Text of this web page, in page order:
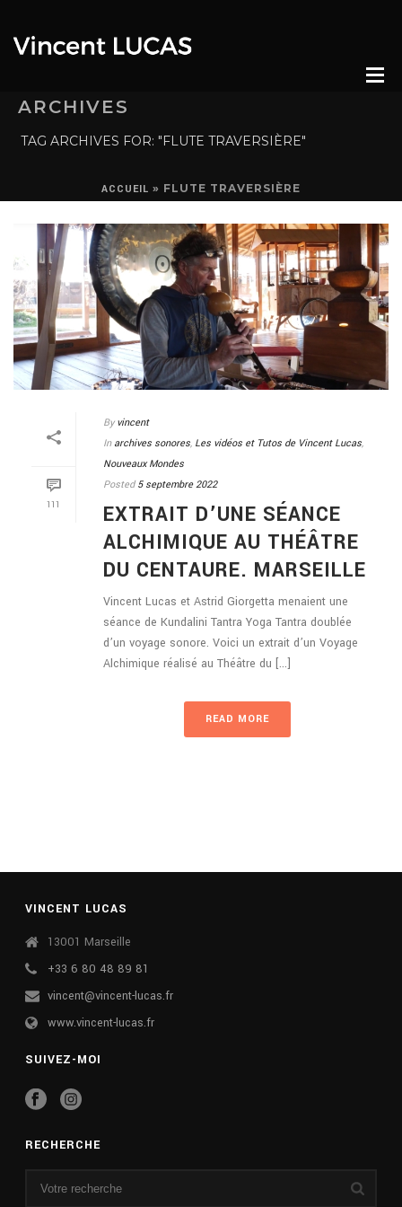
ARCHIVES
TAG ARCHIVES FOR: "FLUTE TRAVERSIÈRE"
ACCUEIL » FLUTE TRAVERSIÈRE
111
By vincent
In archives sonores, Les vidéos et Tutos de Vincent Lucas,
Nouveaux Mondes
Posted 5 septembre 2022
EXTRAIT D’UNE SÉANCE
ALCHIMIQUE AU THÉÂTRE
DU CENTAURE. MARSEILLE
Vincent Lucas et Astrid Giorgetta menaient une
séance de Kundalini Tantra Yoga Tantra doublée
d’un voyage sonore. Voici un extrait d’un Voyage
Alchimique réalisé au Théâtre du [...]
READ MORE
VINCENT LUCAS
13001 Marseille
+33 6 80 48 89 81
vincent@vincent-lucas.fr
www.vincent-lucas.fr
SUIVEZ-MOI
RECHERCHE